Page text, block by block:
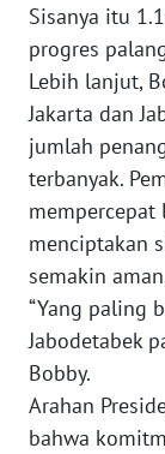
Sisanya itu
progres
Lebih lanjut,
Jakarta dan
jumlah
terbanyak.
menciptakan
semakin
“Yang paling
Jabodetabek
Bobby.
Arahan
bahwa
WN
NTB
WN
SULTENG
WN
SULBAR
WN
BABEL
WN
SUMBAR